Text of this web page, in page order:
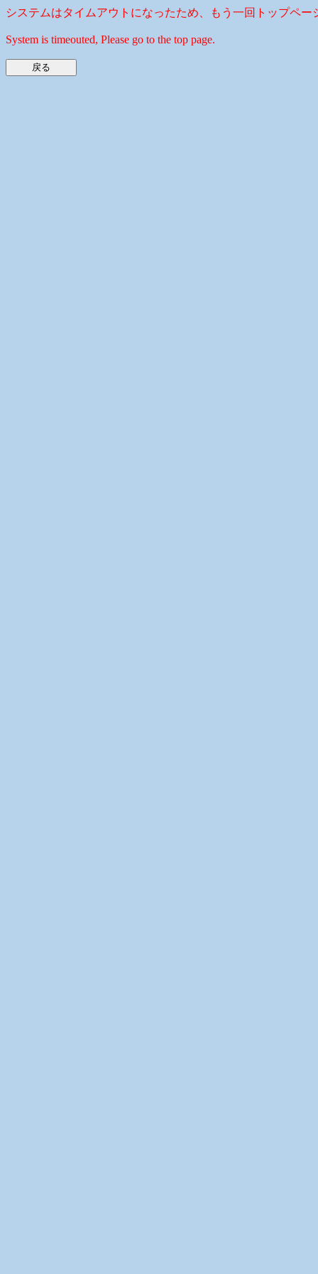
システムはタイムアウトになったため、もう一回トップペー
System is timeouted, Please go to the top page.